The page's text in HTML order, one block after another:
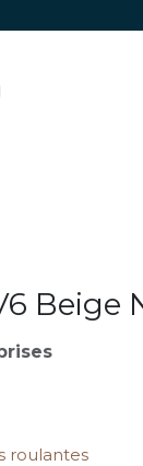
Beige
roulantes